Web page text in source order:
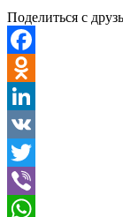
Поделиться с
Facebook
Odnoklassniki
LinkedIn
VK
Twitter
Viber